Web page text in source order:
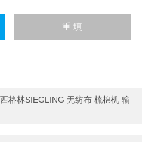
格林SIEGLING 无纺布 梳棉机 输